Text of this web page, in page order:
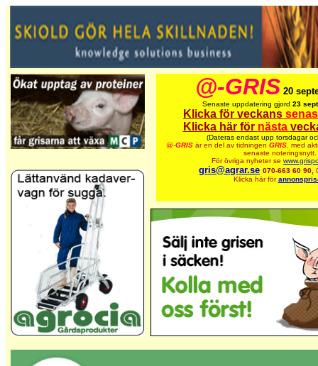
@-GRIS 20
Senaste uppdatering gjord 23
Klicka för veckans
Klicka här för nästa
(Dateras endast upp torsdagar
@-GRIS är en del av tidningen GRIS, med
senaste noteringsnytt.
För övriga nyheter se
gris@agrar.se 070-663 60 90,
Klicka här för